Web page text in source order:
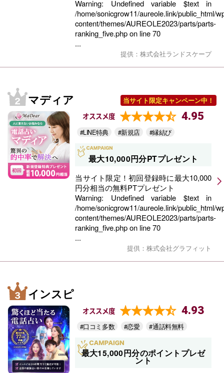
Warning: Undefined variable $text in
/home/sonicgrow11/aureole.link/public_html/
content/themes/AUREOLE2023/parts/parts-
ranking_five.phpon line70
...
提供：株式会社ランドスケープ
マディア 当サイト限定キャンペーン中！
オススメ度 4.95
#LINE特典 #新規店 #縁結び
最大10,000円分PTプレゼント
当サイト限定！初回登録時に最大10,000
円分相当の無料PTプレゼント
Warning: Undefined variable $text in
/home/sonicgrow11/aureole.link/public_html/
content/themes/AUREOLE2023/parts/parts-
ranking_five.phpon line70
...
提供：株式会社グラフィット
インスピ
オススメ度 4.93
#口コミ多数 #恋愛 #通話料無料
最大15,000円分のポイントプレゼ
ント